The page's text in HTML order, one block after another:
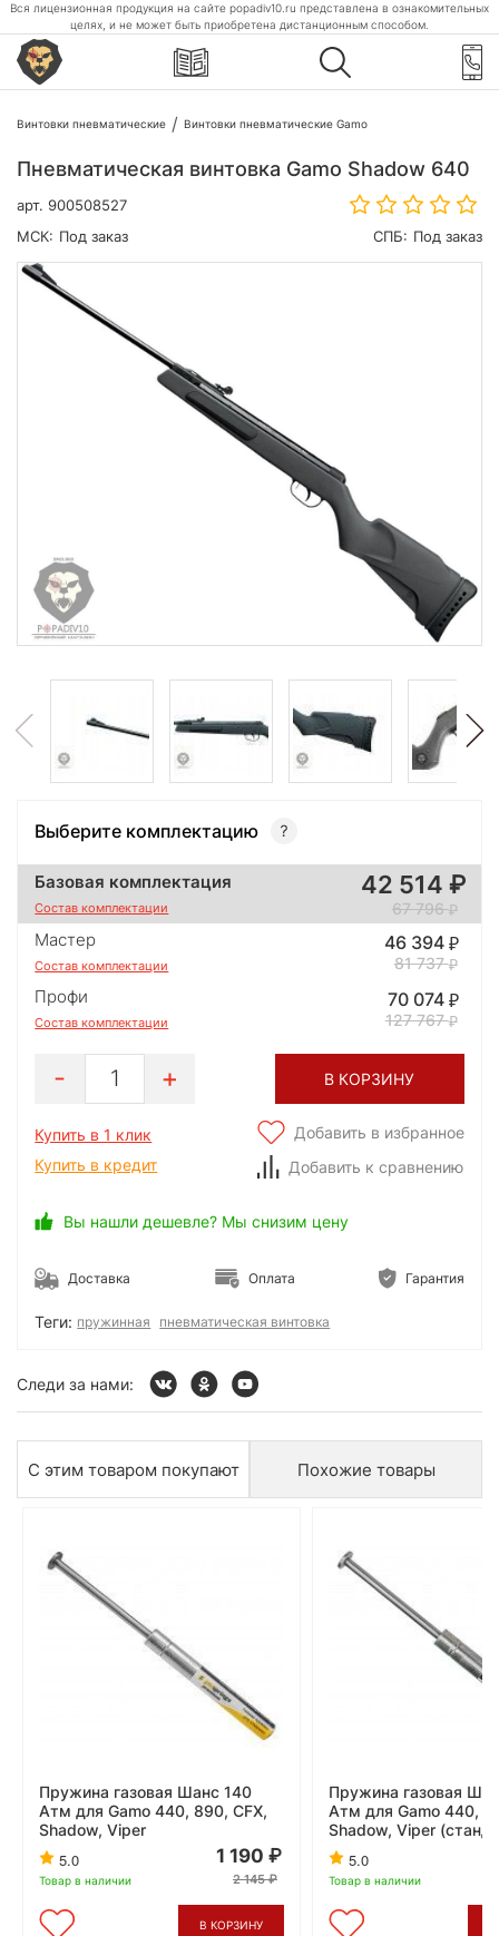
Вся лицензионная продукция на сайте popadiv10.ru представлена в ознакомительных
целях, и не может быть приобретена дистанционным способом.
Винтовки пневматические Винтовки пневматические Gamo
Пневматическая винтовка Gamo Shadow 640
арт. 900508527
МСК: Под заказ СПБ: Под заказ
Выберите комплектацию
Базовая комплектация
Состав комплектации
42 514
67 796
Мастер
Состав комплектации
46 394
81 737
Профи
Состав комплектации
70 074
127 767
1 В КОРЗИНУ
Купить в 1 клик
Купить в кредит
Добавить в избранное
Добавить к сравнению
Вы нашли дешевле? Мы снизим цену
Доставка Оплата Гарантия
Теги: пружинная пневматическая винтовка
Следи за нами:
С этим товаром покупают Похожие товары
Пружина газовая Шанс 140
Атм для Gamo 440, 890, CFX,
Shadow, Viper
5.0
Товар в наличии
1 190
2 145
В КОРЗИНУ
Пружина газовая
Атм для Gamo 440,
Shadow, Viper
5.0
Товар в наличии